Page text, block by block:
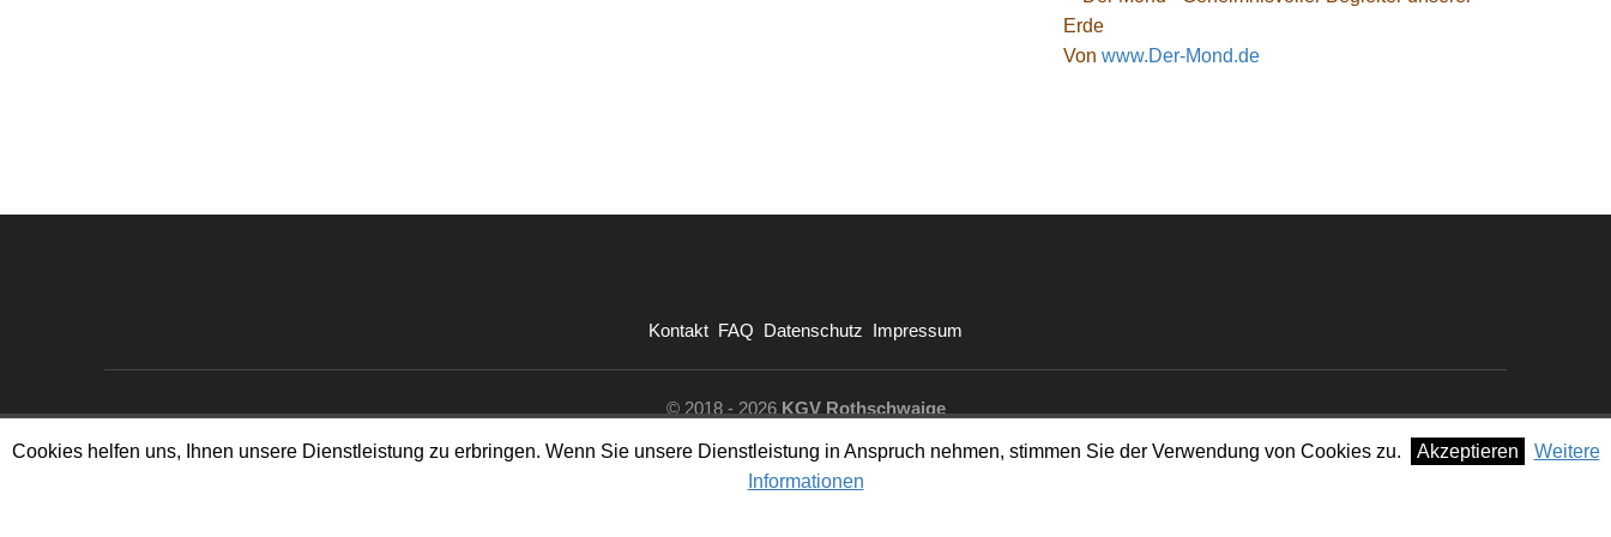
Von www.Der-Mond.de
Kontakt FAQ Datenschutz Impressum
© 2018 - 2026 KGV Rothschwaige
Admin
Cookies helfen uns, Ihnen unsere Dienstleistung zu erbringen. Wenn Sie unsere Dienstleistung in Anspruch nehmen, stimmen Sie der Verwendung von Cookies zu. Akzeptieren
Weitere
Informationen